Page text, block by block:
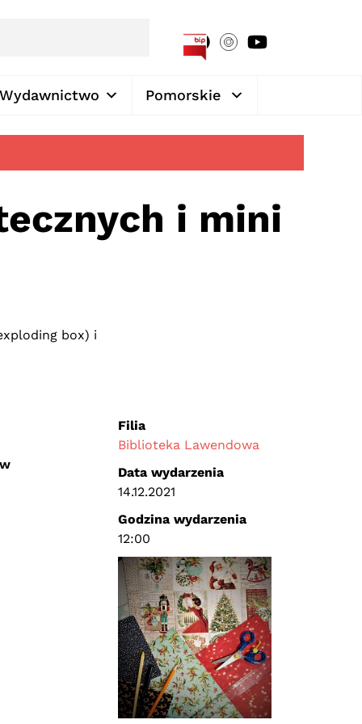
Wydawnictwo Pomorskie
i mini
box) i
Filia
Biblioteka Lawendowa
Data wydarzenia
14.12.2021
Godzina wydarzenia
12:00